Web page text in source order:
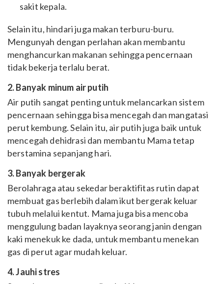
sakit kepala.
Selain itu, hindari juga makan terburu-buru.
Mengunyah dengan perlahan akan membantu
menghancurkan makanan sehingga pencernaan
tidak bekerja terlalu berat.
2. Banyak minum air putih
Air putih sangat penting untuk melancarkan sistem
pencernaan sehingga bisa mencegah dan mangatasi
perut kembung. Selain itu, air putih juga baik untuk
mencegah dehidrasi dan membantu Mama tetap
berstamina sepanjang hari.
3. Banyak bergerak
Berolahraga atau sekedar beraktifitas rutin dapat
membuat gas berlebih dalam ikut bergerak keluar
tubuh melalui kentut. Mama juga bisa mencoba
menggulung badan layaknya seorang janin dengan
kaki menekuk ke dada, untuk membantu menekan
gas di perut agar mudah keluar.
4. Jauhi stres